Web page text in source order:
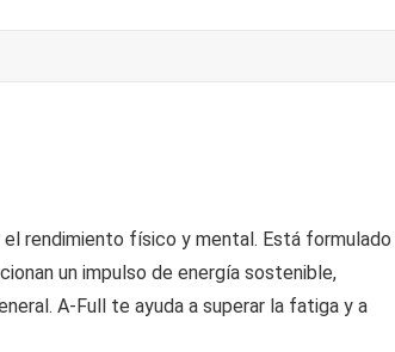
rendimiento físico y mental. Está formulado
un impulso de energía sostenible,
A-Full te ayuda a superar la fatiga y a